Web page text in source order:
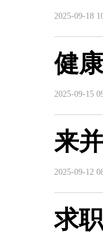
2025-09-18
健
2025-09-15
来
2025-09-12
求